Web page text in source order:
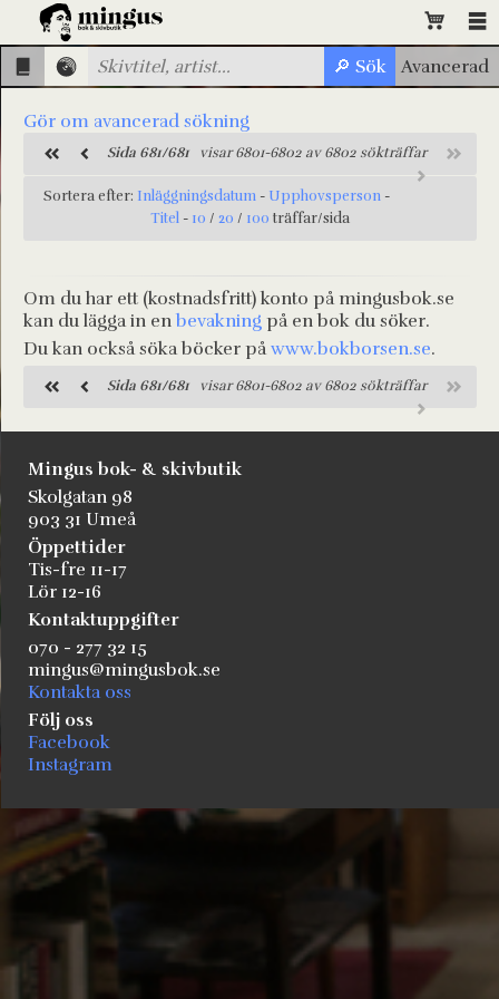
Gör om avancerad sökning
Sida 681/681 visar 6801-6802 av 6802 sökträffar
Sortera efter: Inläggningsdatum - Upphovsperson -
Titel - 10 / 20 / 100 träffar/sida
Om du har ett (kostnadsfritt) konto på mingusbok.se
kan du lägga in enbevakning på en bok du söker.
Du kan också söka böcker påwww.bokborsen.se.
Sida 681/681 visar 6801-6802 av 6802 sökträffar
Mingus bok- & skivbutik
Skolgatan 98
903 31 Umeå
Öppettider
Tis-fre 11-17
Lör 12-16
Kontaktuppgifter
070 - 277 32 15
mingus@mingusbok.se
Kontakta oss
Följ oss
Facebook
Instagram